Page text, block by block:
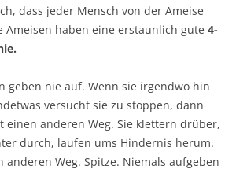
dass jeder Mensch von der Ameise
Ameisen haben eine erstaunlich gute 4-
geben nie auf. Wenn sie irgendwo hin
versucht sie zu stoppen, dann
einen anderen Weg. Sie klettern drüber,
durch, laufen ums Hindernis herum.
anderen Weg. Spitze. Niemals aufgeben